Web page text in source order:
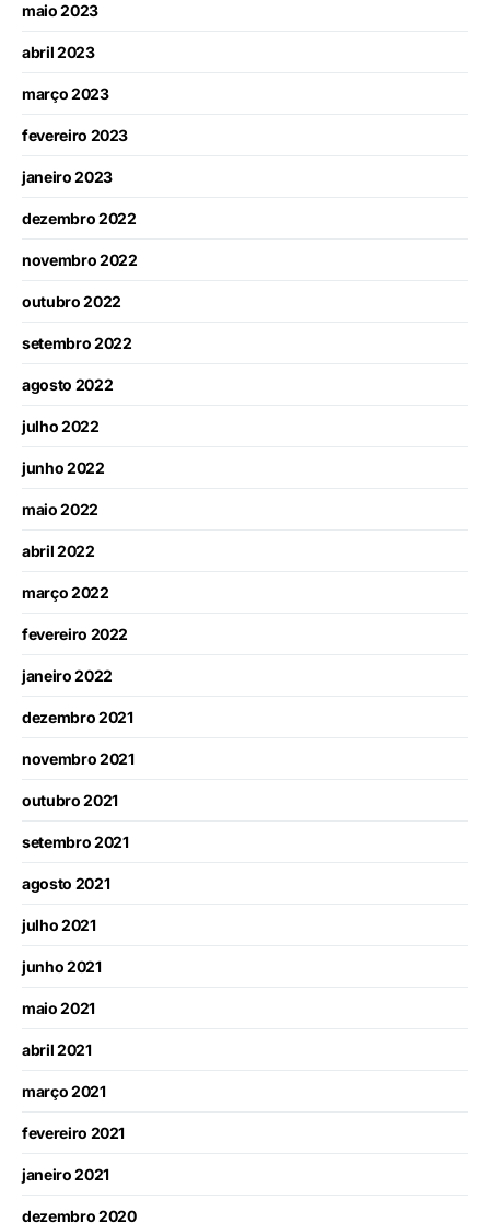
maio 2023
abril 2023
março 2023
fevereiro 2023
janeiro 2023
dezembro 2022
novembro 2022
outubro 2022
setembro 2022
agosto 2022
julho 2022
junho 2022
maio 2022
abril 2022
março 2022
fevereiro 2022
janeiro 2022
dezembro 2021
novembro 2021
outubro 2021
setembro 2021
agosto 2021
julho 2021
junho 2021
maio 2021
abril 2021
março 2021
fevereiro 2021
janeiro 2021
dezembro 2020